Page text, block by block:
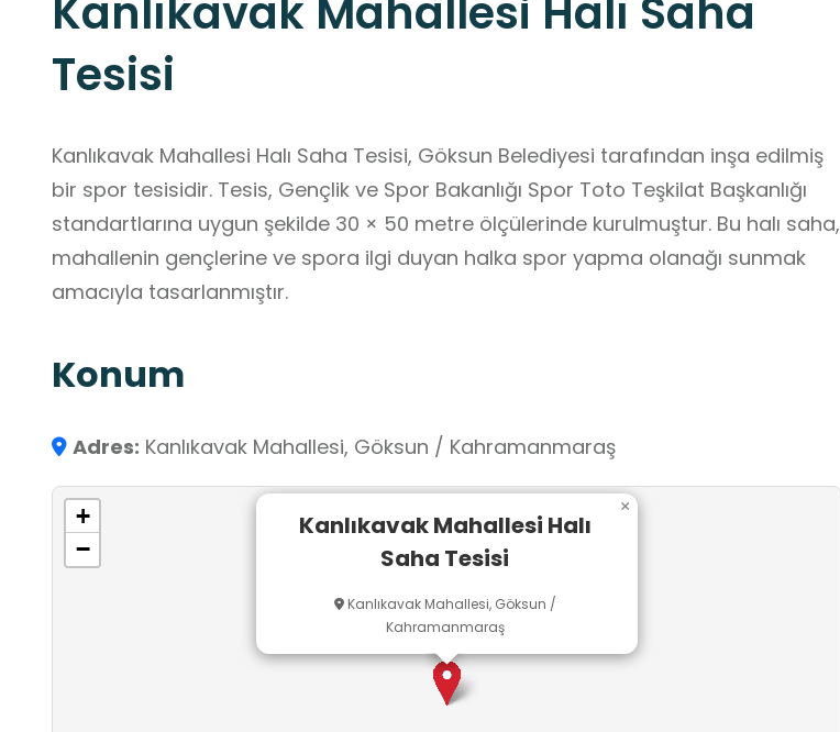
Kanlıkavak Mahallesi Halı Saha
Tesisi
Kanlıkavak Mahallesi Halı Saha Tesisi, Göksun Belediyesi tarafından inşa edilmiş
bir spor tesisidir. Tesis, Gençlik ve Spor Bakanlığı Spor Toto Teşkilat Başkanlığı
standartlarına uygun şekilde 30 × 50 metre ölçülerinde kurulmuştur. Bu halı saha,
mahallenin gençlerine ve spora ilgi duyan halka spor yapma olanağı sunmak
amacıyla tasarlanmıştır.
Konum
Adres: Kanlıkavak Mahallesi, Göksun / Kahramanmaraş
Kanlıkavak Mahallesi Halı
Saha Tesisi
Kanlıkavak Mahallesi, Göksun /
Kahramanmaraş
×
+
−